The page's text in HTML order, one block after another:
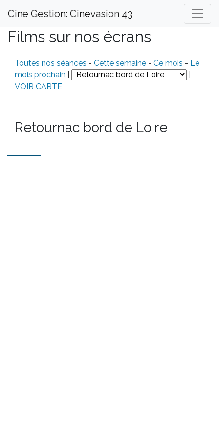
Cine Gestion: Cinevasion 43
Films sur nos écrans
Toutes nos séances - Cette semaine - Ce mois - Le
mois prochain
VOIR CARTE
Retournac bord de Loire